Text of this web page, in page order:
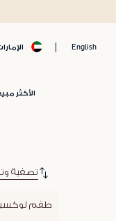
English
الأكثر
تصفية
طقم